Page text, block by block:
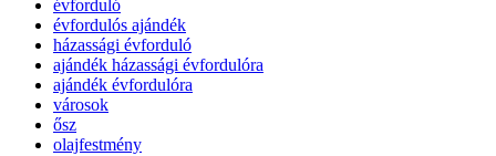
évforduló
évfordulós ajándék
házassági évforduló
ajándék házassági évfordulóra
ajándék évfordulóra
városok
ősz
olajfestmény